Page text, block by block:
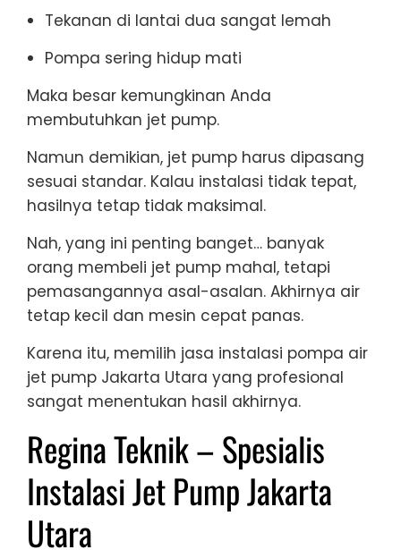
Tekanan di lantai dua sangat lemah
Pompa sering hidup mati
Maka besar kemungkinan Anda
membutuhkan jet pump.
Namun demikian, jet pump harus dipasang
sesuai standar. Kalau instalasi tidak tepat,
hasilnya tetap tidak maksimal.
Nah, yang ini penting banget… banyak
orang membeli jet pump mahal, tetapi
pemasangannya asal-asalan. Akhirnya air
tetap kecil dan mesin cepat panas.
Karena itu, memilih jasa instalasi pompa air
jet pump Jakarta Utara yang profesional
sangat menentukan hasil akhirnya.
Regina Teknik – Spesialis
Instalasi Jet Pump Jakarta
Utara